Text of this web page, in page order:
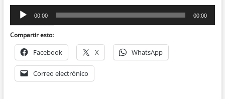
Reproductor
audio
00:00 00:00
Compartir esto:
Facebook X WhatsApp
Correo electrónico